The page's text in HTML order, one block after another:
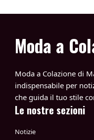
Moda a
Moda a Colazione di
indispensabile per
che guida il tuo stile
Le nostre sezioni
Notizie